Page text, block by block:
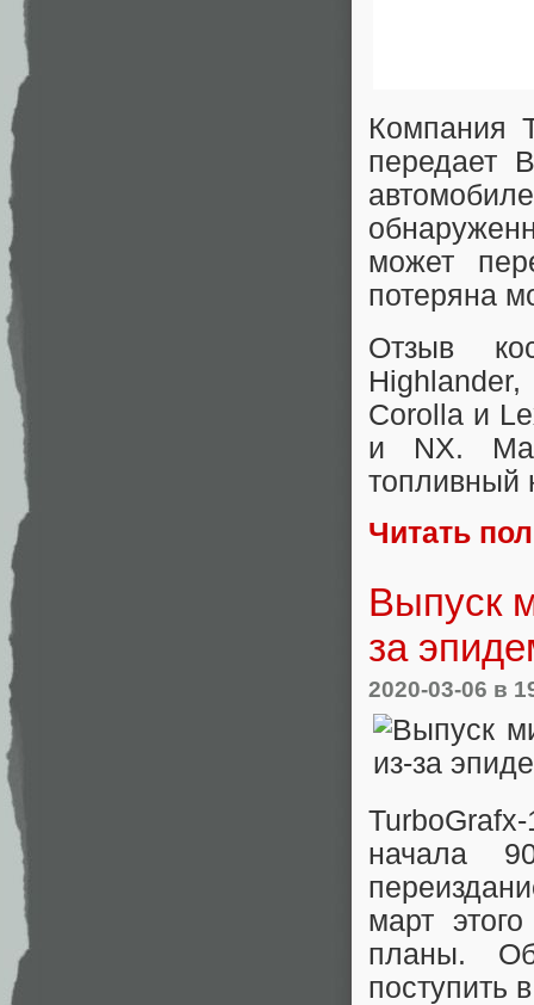
Компания
передает
может
потеряна
Отзыв
Corolla и
и NX.
топливный
Читать
Выпуск
за
2020-03-06 в
начала
март
планы.
поступить